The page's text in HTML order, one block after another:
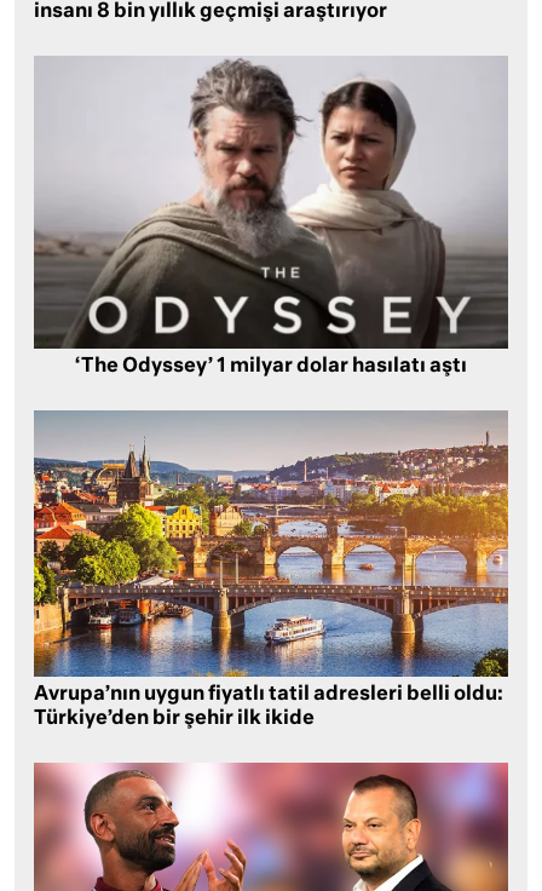
insanı 8 bin yıllık geçmişi araştırıyor
‘The Odyssey’ 1 milyar dolar hasılatı aştı
Avrupa’nın uygun fiyatlı tatil adresleri belli oldu:
Türkiye’den bir şehir ilk ikide